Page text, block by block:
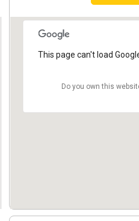
This page can't load
Do you own this